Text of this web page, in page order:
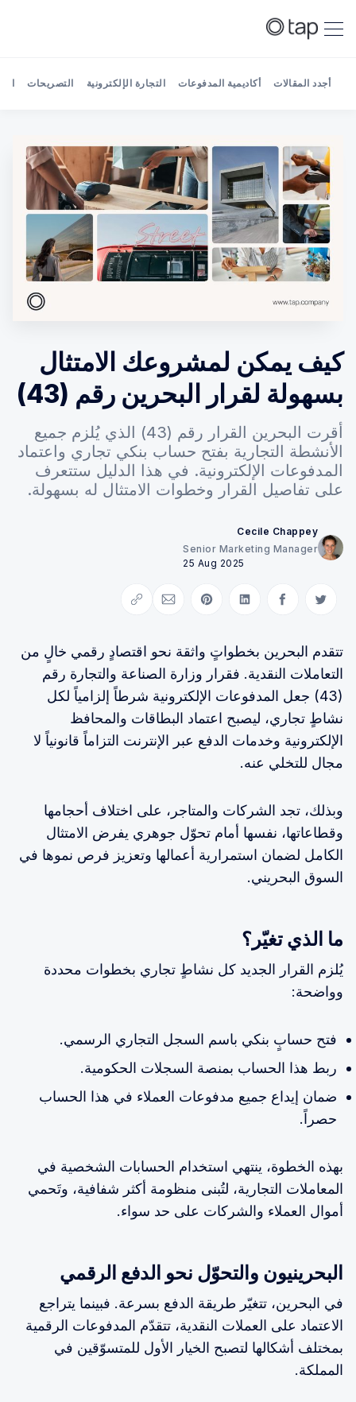
Search Tap Payments
أجدد المقالات أكاديمية المدفوعات التجارة الإلكترونية التصريحات
كيف يمكن لمشروعك الامتثال
بسهولة لقرار البحرين رقم (43)
أقرت البحرين القرار رقم (43) الذي يُلزم جميع
الأنشطة التجارية بفتح حساب بنكي تجاري واعتماد
المدفوعات الإلكترونية. في هذا الدليل ستتعرف
على تفاصيل القرار وخطوات الامتثال له بسهولة.
Cecile Chappey
Senior Marketing Manager
25 Aug 2025
Share on Twitter
Share on Facebook
Share on LinkedIn
Share on Pinterest
Share via Email
Copy link
تتقدم البحرين بخطواتٍ واثقة نحو اقتصادٍ رقمي خالٍ من
التعاملات النقدية. فقرار وزارة الصناعة والتجارة رقم
(43) جعل المدفوعات الإلكترونية شرطاً إلزامياً لكل
نشاطٍ تجاري، ليصبح اعتماد البطاقات والمحافظ
الإلكترونية وخدمات الدفع عبر الإنترنت التزاماً قانونياً لا
مجال للتخلي عنه.
وبذلك، تجد الشركات والمتاجر، على اختلاف أحجامها
وقطاعاتها، نفسها أمام تحوّل جوهري يفرض الامتثال
الكامل لضمان استمرارية أعمالها وتعزيز فرص نموها في
السوق البحريني.
ما الذي تغيّر؟
يُلزم القرار الجديد كل نشاطٍ تجاري بخطوات محددة
وواضحة:
فتح حسابٍ بنكي باسم السجل التجاري الرسمي.
ربط هذا الحساب بمنصة السجلات الحكومية.
ضمان إيداع جميع مدفوعات العملاء في هذا الحساب
حصراً.
بهذه الخطوة، ينتهي استخدام الحسابات الشخصية في
المعاملات التجارية، لتُبنى منظومة أكثر شفافية، وتَحمي
أموال العملاء والشركات على حد سواء.
البحرينيون والتحوّل نحو الدفع الرقمي
في البحرين، تتغيّر طريقة الدفع بسرعة. فبينما يتراجع
الاعتماد على العملات النقدية، تتقدّم المدفوعات الرقمية
بمختلف أشكالها لتصبح الخيار الأول للمتسوّقين في
المملكة.